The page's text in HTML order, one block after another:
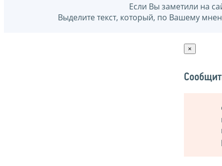
Если Вы заметили на
Выделите текст, который, по Вашему
×